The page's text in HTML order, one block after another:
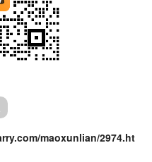
maoxunlian/2974.ht